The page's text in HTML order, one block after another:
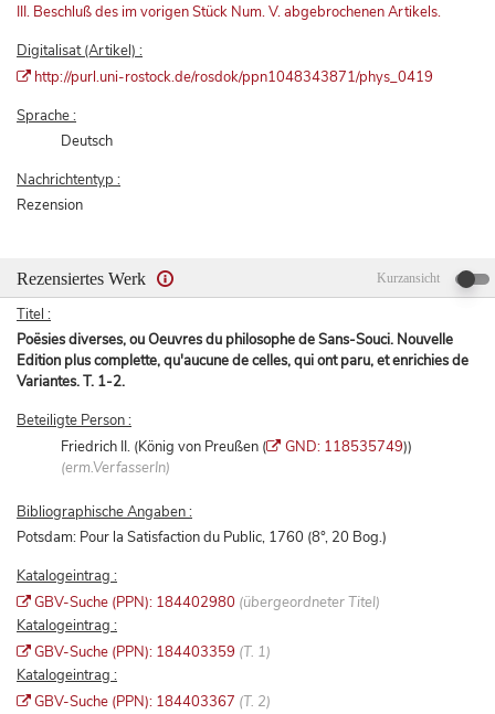
III. Beschluß des im vorigen Stück Num. V. abgebrochenen Artikels.
Digitalisat (Artikel) :
http://purl.uni-rostock.de/rosdok/ppn1048343871/phys_0419
Sprache :
Deutsch
Nachrichtentyp :
Rezension
Rezensiertes Werk Kurzansicht
Titel :
Poësies diverses, ou Oeuvres du philosophe de Sans-Souci. Nouvelle
Edition plus complette, qu'aucune de celles, qui ont paru, et enrichies de
Variantes. T. 1-2.
Beteiligte Person :
Friedrich II. (König von Preußen (
GND: 118535749))
(erm.VerfasserIn)
Bibliographische Angaben :
Potsdam: Pour la Satisfaction du Public, 1760 (8°, 20 Bog.)
Katalogeintrag :
GBV-Suche (PPN): 184402980 (übergeordneter Titel)
Katalogeintrag :
GBV-Suche (PPN): 184403359 (T. 1)
Katalogeintrag :
GBV-Suche (PPN): 184403367 (T. 2)